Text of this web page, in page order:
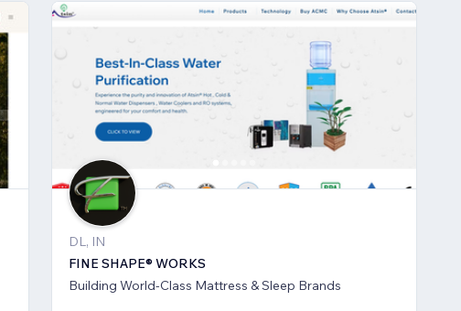
DL, IN
FINE SHAPE® WORKS
Building World-Class Mattress & Sleep Brands